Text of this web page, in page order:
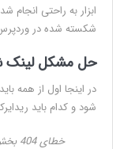
ابزار به راحتی انجام
شکسته شده در وردپرس
حل مشکل لینک
در اینجا اول از همه
شود و کدام باید